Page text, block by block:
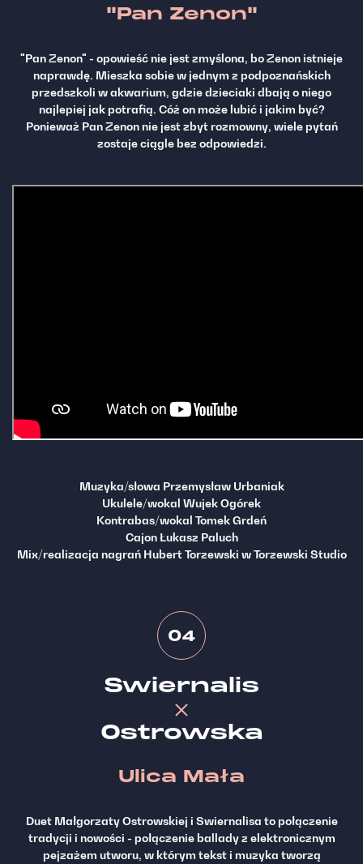
"Pan Zenon"
"Pan Zenon" - opowieść nie jest zmyślona, bo Zenon istnieje
naprawdę. Mieszka sobie w jednym z podpoznańskich
przedszkoli w akwarium, gdzie dzieciaki dbają o niego
najlepiej jak potrafią. Cóż on może lubić i jakim być?
Ponieważ Pan Zenon nie jest zbyt rozmowny, wiele pytań
zostaje ciągle bez odpowiedzi.
Muzyka/słowa Przemysław Urbaniak
Ukulele/wokal Wujek Ogórek
Kontrabas/wokal Tomek Grdeń
Cajon Łukasz Paluch
Mix/realizacja nagrań Hubert Torzewski w Torzewski Studio
04
Swiernalis
Ostrowska
Ulica Mała
Duet Małgorzaty Ostrowskiej i Swiernalisa to połączenie
tradycji i nowości - połączenie ballady z elektronicznym
pejzażem utworu, w którym tekst i muzyka tworzą